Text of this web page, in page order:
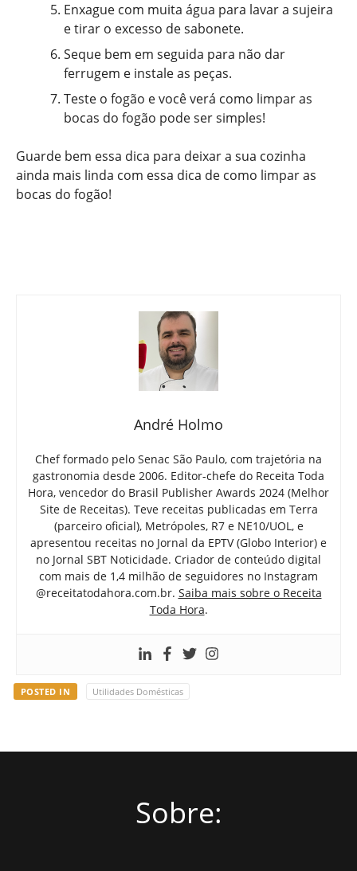
Enxague com muita água para lavar a sujeira
e tirar o excesso de sabonete.
Seque bem em seguida para não dar
ferrugem e instale as peças.
Teste o fogão e você verá como limpar as
bocas do fogão pode ser simples!
Guarde bem essa dica para deixar a sua cozinha
ainda mais linda com essa dica de como limpar as
bocas do fogão!
André Holmo
Chef formado pelo Senac São Paulo, com trajetória na
gastronomia desde 2006. Editor-chefe do Receita Toda
Hora, vencedor do Brasil Publisher Awards 2024 (Melhor
Site de Receitas). Teve receitas publicadas em Terra
(parceiro oficial), Metrópoles, R7 e NE10/UOL, e
apresentou receitas no Jornal da EPTV (Globo Interior) e
no Jornal SBT Noticidade. Criador de conteúdo digital
com mais de 1,4 milhão de seguidores no Instagram
@receitatodahora.com.br. Saiba mais sobre o Receita
Toda Hora.
POSTED IN Utilidades Domésticas
Sobre: